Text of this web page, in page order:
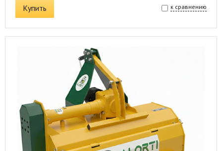
Купить к сравнению